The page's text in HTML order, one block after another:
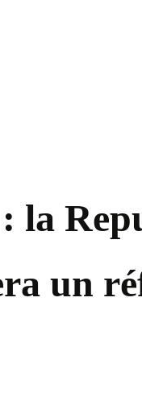
la
un